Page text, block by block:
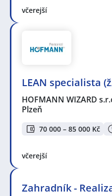
včerejší
LEAN specialista
HOFMANN WIZARD
Plzeň
70 000 – 85 000 Kč
včerejší
Zahradník -